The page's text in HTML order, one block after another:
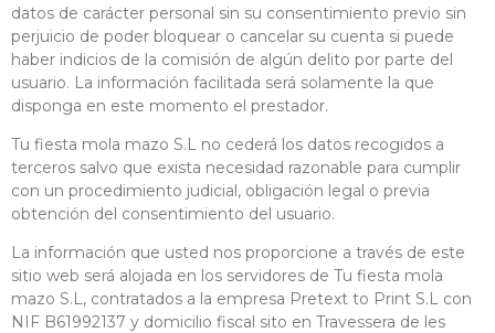
datos de carácter personal sin su consentimiento previo sin
perjuicio de poder bloquear o cancelar su cuenta si puede
haber indicios de la comisión de algún delito por parte del
usuario. La información facilitada será solamente la que
disponga en este momento el prestador.
Tu fiesta mola mazo S.L no cederá los datos recogidos a
terceros salvo que exista necesidad razonable para cumplir
con un procedimiento judicial, obligación legal o previa
obtención del consentimiento del usuario.
La información que usted nos proporcione a través de este
sitio web será alojada en los servidores de Tu fiesta mola
mazo S.L, contratados a la empresa Pretext to Print S.L con
NIF B61992137 y domicilio fiscal sito en Travessera de les